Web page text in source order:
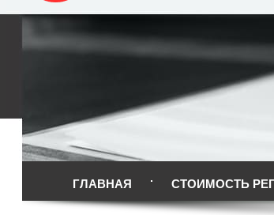
ГЛАВНАЯ СТОИМОСТЬ